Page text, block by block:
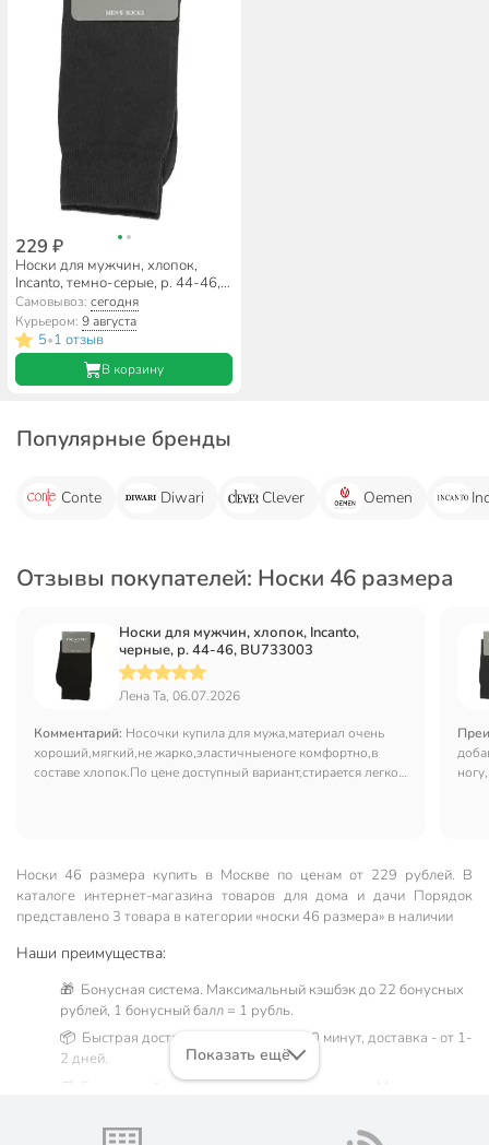
229 ₽
Носки для мужчин, хлопок,
Incanto, темно-серые, р. 44-46,
BU733008
Самовывоз:сегодня
Курьером:9 августа
5•1 отзыв
В корзину
Популярные бренды
Conte Diwari Clever Oemen
Отзывы покупателей: Носки 46 размера
Носки для мужчин, хлопок, Incanto,
черные, р. 44-46, BU733003
Лена Та, 06.07.2026
Комментарий: Носочки купила для мужа,материал очень
хороший,мягкий,не жарко,эластичныеноге комфортно,в
составе хлопок.По цене доступный вариант,стирается легко и
Носки 46 размера купить в Москве по ценам от 229 рублей. В
каталоге интернет-магазина товаров для дома и дачи Порядок
представлено 3 товара в категории «носки 46 размера» в наличии
Наши преимущества:
🎁 Бонусная система. Максимальный кэшбэк до 22 бонусных
рублей, 1 бонусный балл = 1 рубль.
📦 Быстрая доставка. Самовывоз от 60 минут, доставка - от 1-
2 дней.
🛒 Бесплатный самовывоз из магазинов города Москва.
его онлайн на официальном сайте сети магазинов Порядок.
Показать ещё